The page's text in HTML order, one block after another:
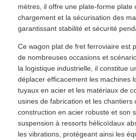
mètres, il offre une plate-forme plate
chargement et la sécurisation des
garantissant stabilité et sécurité
Ce wagon plat de fret ferroviaire est
de nombreuses occasions et
la logistique industrielle, il constitue
déplacer efficacement les machines
tuyaux en acier et les matériaux de
usines de fabrication et les chantiers
construction en acier robuste et son
suspension à ressorts hélicoïdaux
les vibrations, protégeant ainsi les